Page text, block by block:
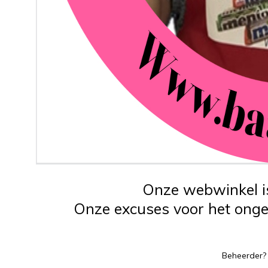
Onze webwinkel
Onze excuses voor het
Beheerder?